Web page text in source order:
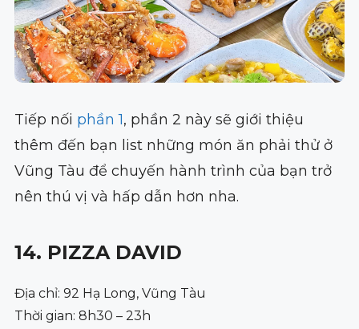
Tiếp nối phần 1, phần 2 này sẽ giới thiệu
thêm đến bạn list những món ăn phải thử ở
Vũng Tàu để chuyến hành trình của bạn trở
nên thú vị và hấp dẫn hơn nha.
14. PIZZA DAVID
Địa chỉ: 92 Hạ Long, Vũng Tàu
Thời gian: 8h30 – 23h